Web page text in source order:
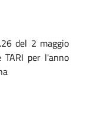
del 2 maggio
per l'anno